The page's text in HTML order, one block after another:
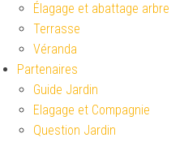
Élagage et abattage arbre
Terrasse
Véranda
Partenaires
Guide Jardin
Elagage et Compagnie
Question Jardin